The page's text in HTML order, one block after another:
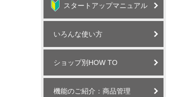
スタートアップマニュアル
いろんな使い方
ショップ別HOW TO
機能のご紹介：商品管理